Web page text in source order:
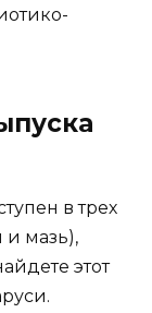
в трех
и мазь),
этот